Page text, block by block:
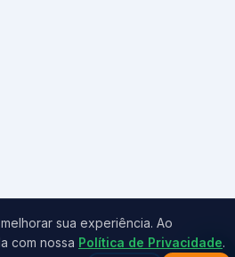
sua experiência. Ao
com nossa Política de Privacidade.